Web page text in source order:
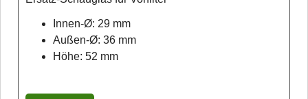
Innen-Ø: 29 mm
Außen-Ø: 36 mm
Höhe: 52 mm